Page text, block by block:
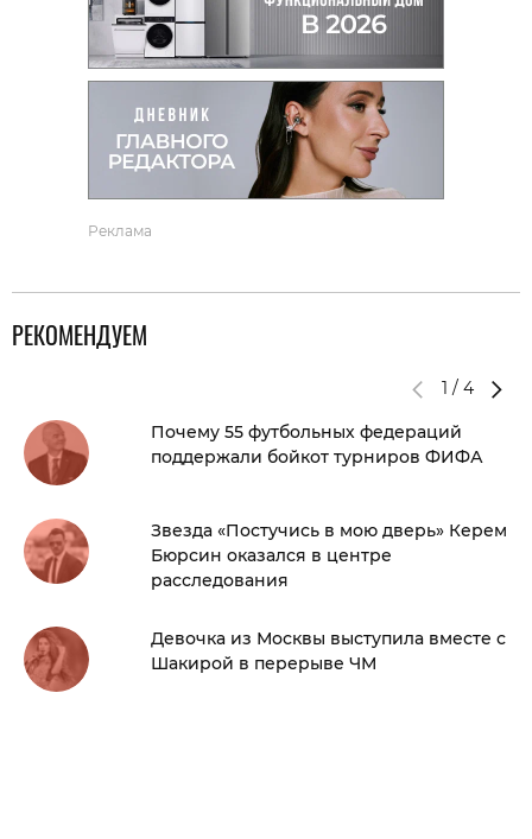
Реклама
РЕКОМЕНДУЕМ
1 / 4
Почему 55 футбольных федераций
поддержали бойкот турниров ФИФА
Звезда «Постучись в мою дверь» Керем
Бюрсин оказался в центре
расследования
Девочка из Москвы выступила вместе с
Шакирой в перерыве ЧМ